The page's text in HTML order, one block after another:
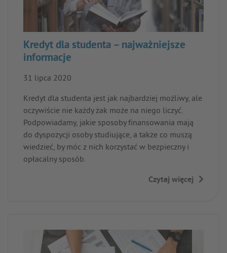
Kredyt dla studenta – najważniejsze
informacje
31 lipca 2020
Kredyt dla studenta jest jak najbardziej możliwy, ale
oczywiście nie każdy żak może na niego liczyć.
Podpowiadamy, jakie sposoby finansowania mają
do dyspozycji osoby studiujące, a także co muszą
wiedzieć, by móc z nich korzystać w bezpieczny i
opłacalny sposób.
Czytaj więcej